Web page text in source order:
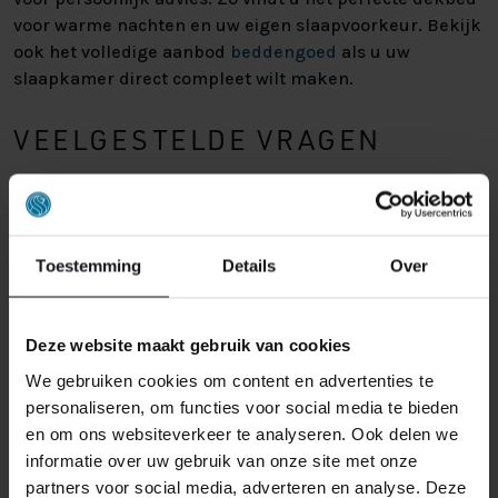
Toestemming Details Over
Deze website maakt gebruik van cookies
We gebruiken cookies om content en advertenties te
personaliseren, om functies voor social media te bieden
en om ons websiteverkeer te analyseren. Ook delen we
informatie over uw gebruik van onze site met onze
partners voor social media, adverteren en analyse. Deze
voor warme nachten en uw eigen slaapvoorkeur. Bekijk
ook het volledige aanbod beddengoed als u uw
slaapkamer direct compleet wilt maken.
VEELGESTELDE VRAGEN
WELK DEKBED IS HET KOELST IN
De koelste keuzes zijn meestal een dekbed van tencel
of een zijden zomerdekbed. Deze materialen hebben
vochtregulatie en voelen licht aan. Ook bamboe is een
goede optie. Kies bij voorkeur warmteklasse 4, omdat
dit de lichtste en dunst uitgevoerde klasse is voor de
zomer.